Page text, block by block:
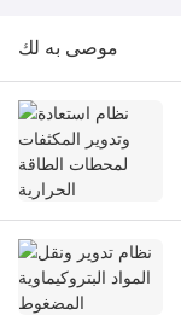
موصى به لك